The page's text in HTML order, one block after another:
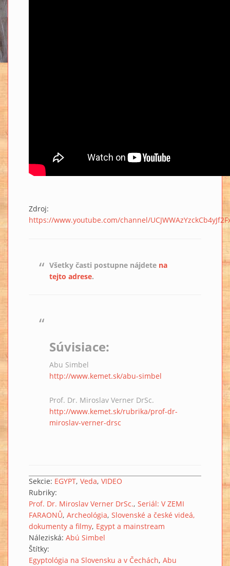
Zdroj:
https://www.youtube.com/channel/
Všetky časti postupne nájdete na
tejto adrese.
Súvisiace:
Abu Simbel
http://www.kemet.sk/abu-simbel
Prof. Dr. Miroslav Verner DrSc.
http://www.kemet.sk/rubrika/prof-dr-
miroslav-verner-drsc
Sekcie: EGYPT Veda VIDEO
Rubriky:
Prof. Dr. Miroslav Verner DrSc. Seriál: V ZEMI
FARAONŮ Archeológia Slovenské a české videá,
dokumenty a filmy Egypt a mainstream
Náleziská: Abú Simbel
Štítky:
Egyptológia na Slovensku a v Čechách Abu